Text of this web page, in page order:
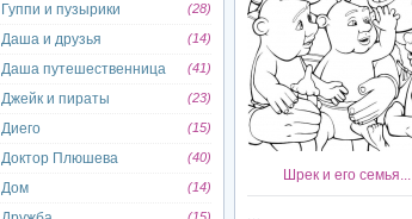
Гуппи и пузырики (28)
Даша и друзья (14)
Даша путешественница (41)
Джейк и пираты (23)
Диего (15)
Доктор Плюшева (40)
Дом (14)
Шрек и его семья...